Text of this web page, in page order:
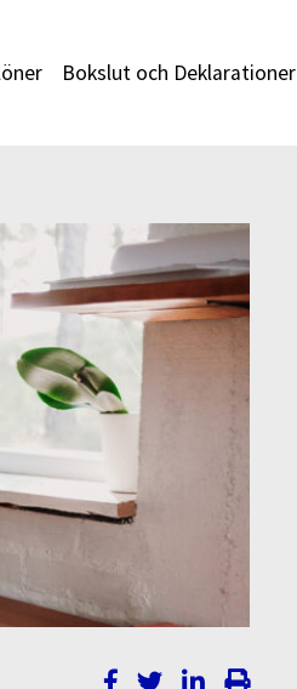
Bokslut och Deklarationer